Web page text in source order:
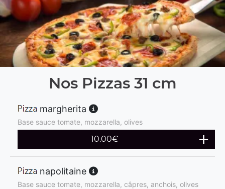
Nos Pizzas 31 cm
margherita
Base sauce tomate, mozzarella, olives
10.00€
napolitaine
Base sauce tomate, mozzarella, câpres, anchois, olives